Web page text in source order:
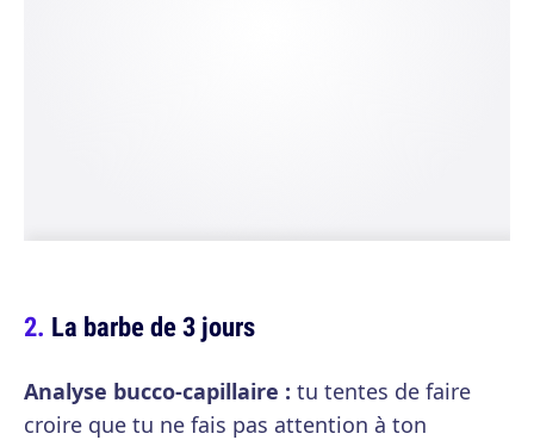
La barbe de 3 jours
Analyse bucco-capillaire : tu tentes de faire
croire que tu ne fais pas attention à ton